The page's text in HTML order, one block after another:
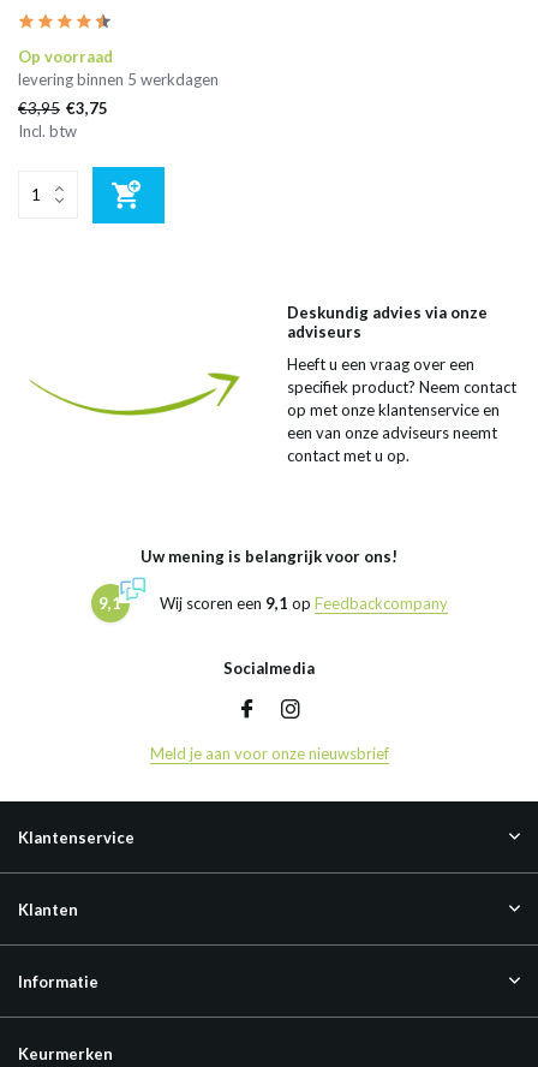
Op voorraad
levering binnen 5 werkdagen
€3,95 €3,75
Incl. btw
Deskundig advies via onze
adviseurs
Heeft u een vraag over een
specifiek product? Neem contact
op met onze klantenservice en
een van onze adviseurs neemt
contact met u op.
Uw mening is belangrijk voor ons!
9,1 Wij scoren een 9,1 op Feedbackcompany
Socialmedia
Meld je aan voor onze nieuwsbrief
Klantenservice
Klanten
Informatie
Keurmerken